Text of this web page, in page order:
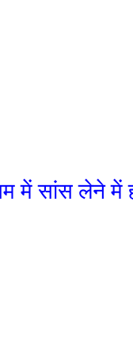
में सांस लेने में